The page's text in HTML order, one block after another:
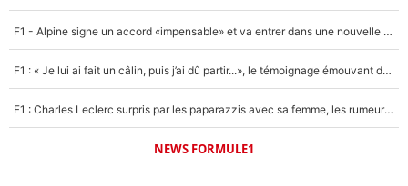
F1 - Alpine signe un accord «impensable» et va entrer dans une nouvelle dimension : Grande nouvelle pour Pierre Gasly !
F1 : « Je lui ai fait un câlin, puis j’ai dû partir...», le témoignage émouvant de Max Verstappen sur sa fille
F1 : Charles Leclerc surpris par les paparazzis avec sa femme, les rumeurs étaient vraies !
NEWS FORMULE1